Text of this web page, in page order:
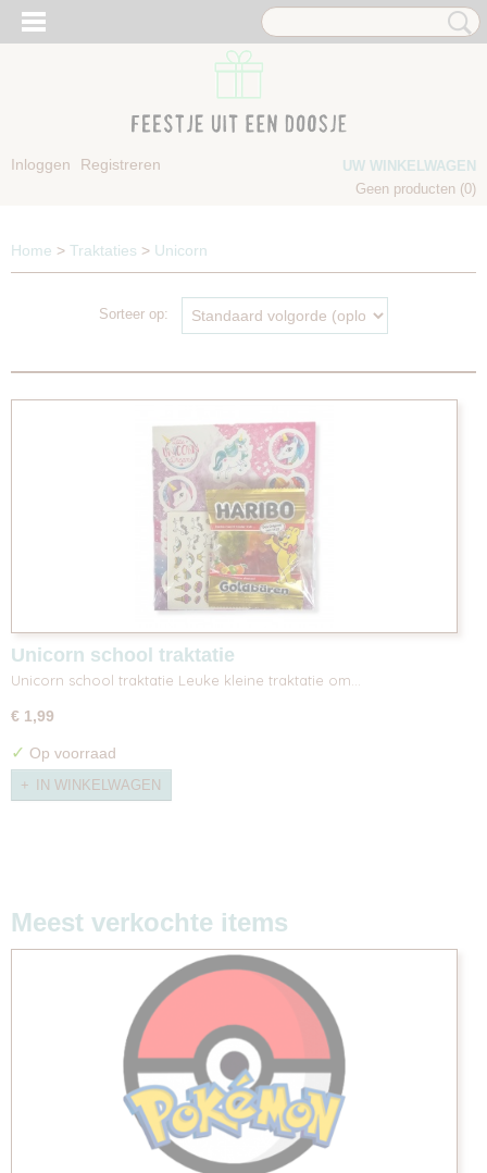
Inloggen Registreren
UW WINKELWAGEN
Geen producten (0)
Home > Traktaties > Unicorn
Sorteer op:
Unicorn school traktatie
Unicorn school traktatie Leuke kleine traktatie om…
€ 1,99
✓ Op voorraad
IN WINKELWAGEN
Meest verkochte items